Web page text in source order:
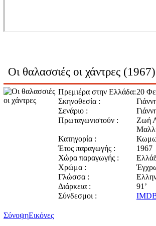
Οι θαλασσιές οι χάντρες (1967)
Πρεμιέρα στην Ελλάδα:20
Σκηνοθεσία :
Σενάριο :
Πρωταγωνιστούν :
Ζωή
Κατηγορία :
Έτος παραγωγής :
1967
Χώρα παραγωγής :
Χρώμα :
Γλώσσα :
Διάρκεια :
91’
Σύνδεσμοι :
ΣύνοψηΕικόνες